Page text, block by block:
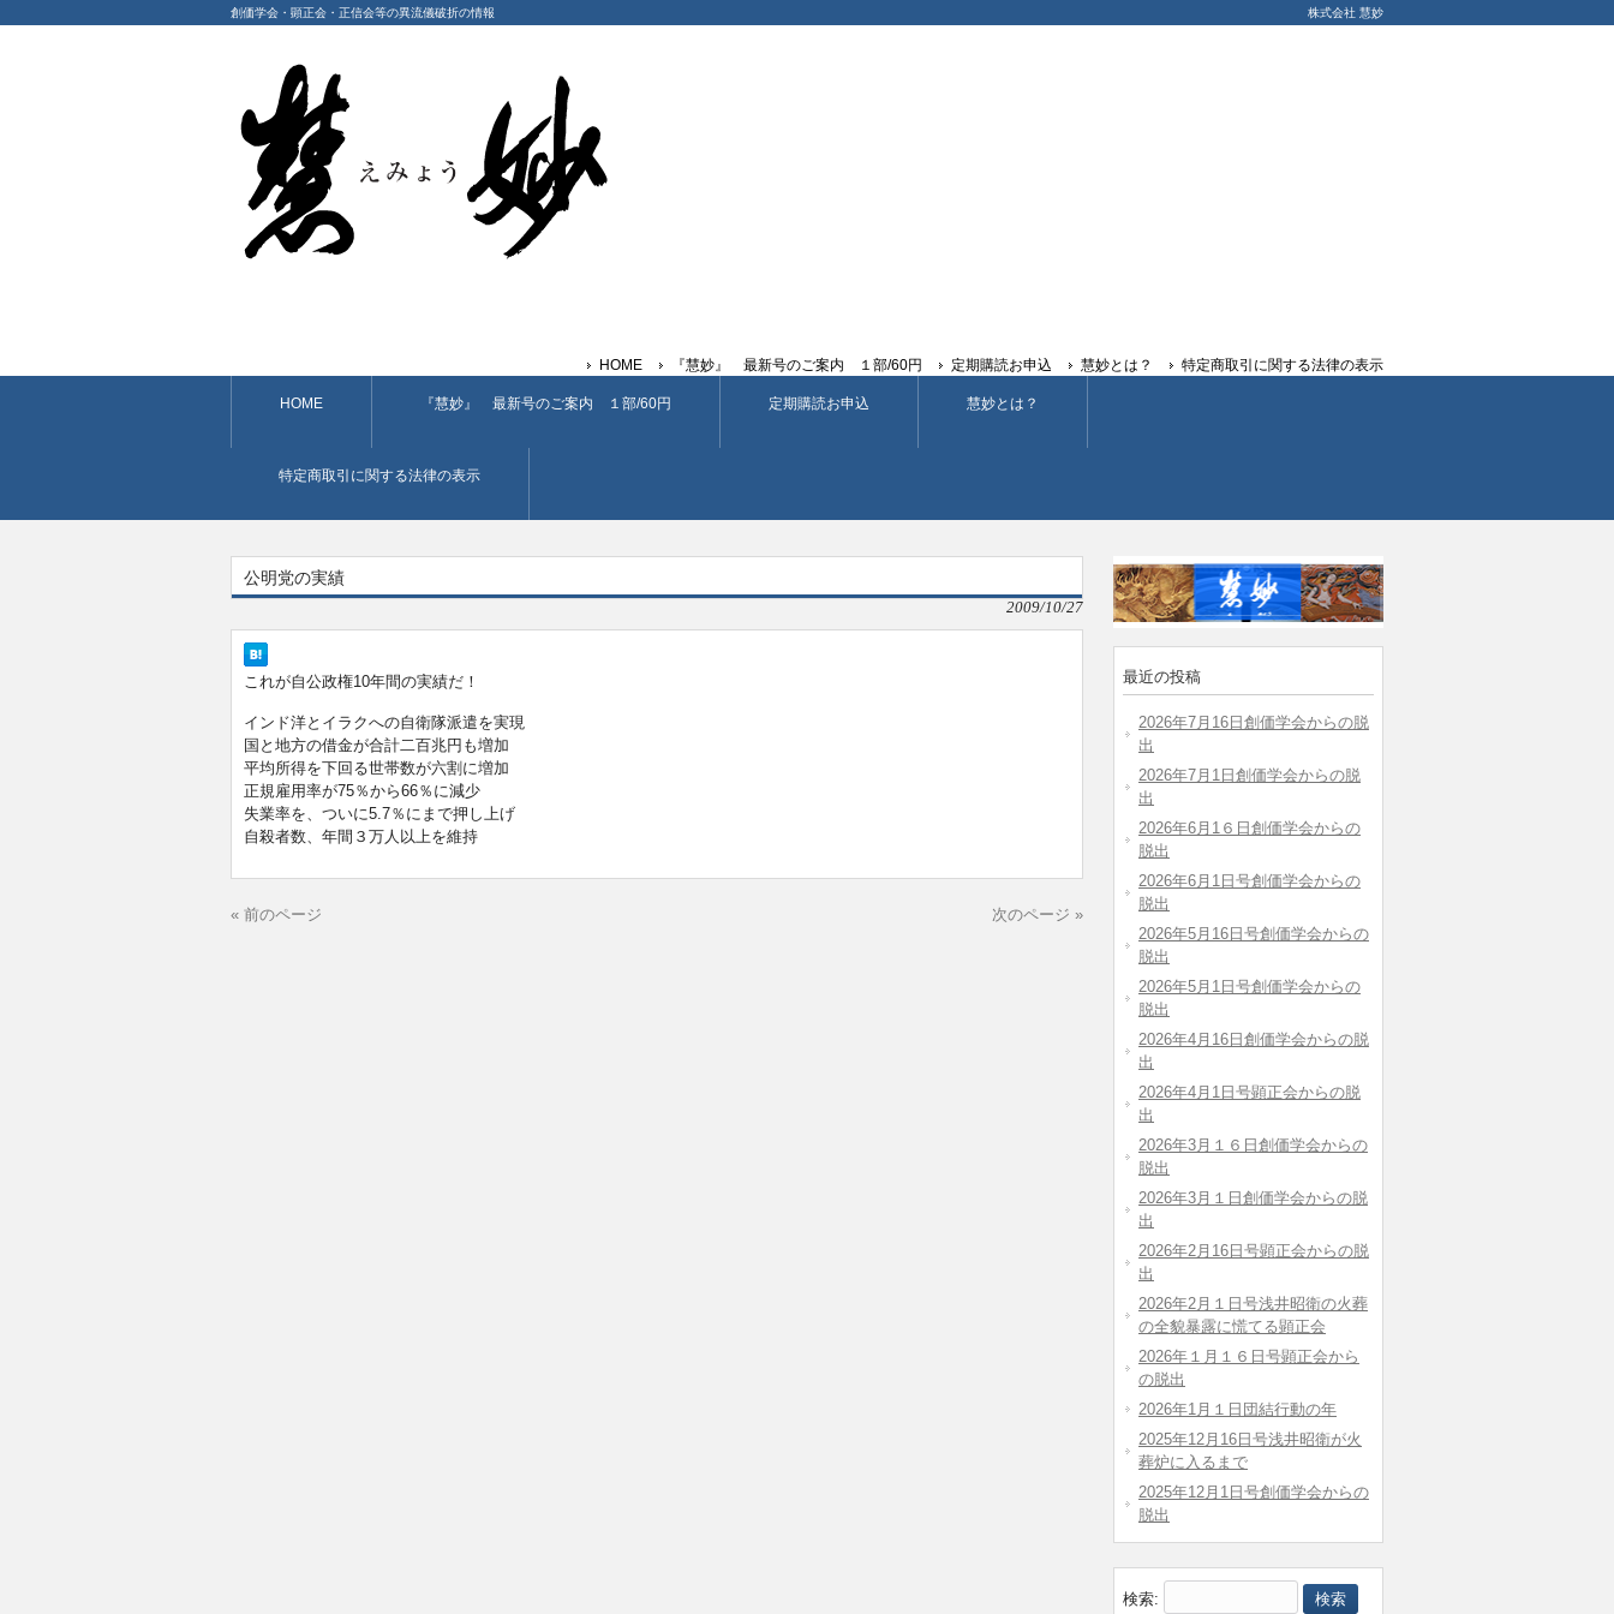
創価学会・顕正会・正信会等の異流儀破折の情報 株式会社 慧妙
HOME 『慧妙』 最新号のご案内 １部/60円 定期購読お申込 慧妙とは？ 特定商取引に関する法律の表示
HOME 『慧妙』 最新号のご案内 １部/60円 定期購読お申込 慧妙とは？
特定商取引に関する法律の表示
公明党の実績
2009/10/27
これが自公政権10年間の実績だ！
インド洋とイラクへの自衛隊派遣を実現
国と地方の借金が合計二百兆円も増加
平均所得を下回る世帯数が六割に増加
正規雇用率が75％から66％に減少
失業率を、ついに5.7％にまで押し上げ
自殺者数、年間３万人以上を維持
« 前のページ 次のページ »
最近の投稿
2026年7月16日創価学会からの脱
出
2026年7月1日創価学会からの脱
出
2026年6月1６日創価学会からの
脱出
2026年6月1日号創価学会からの
脱出
2026年5月16日号創価学会からの
脱出
2026年5月1日号創価学会からの
脱出
2026年4月16日創価学会からの脱
出
2026年4月1日号顕正会からの脱
出
2026年3月１６日創価学会からの
脱出
2026年3月１日創価学会からの脱
出
2026年2月16日号顕正会からの脱
出
2026年2月１日号浅井昭衛の火葬
の全貌暴露に慌てる顕正会
2026年１月１６日号顕正会から
の脱出
2026年1月１日団結行動の年
2025年12月16日号浅井昭衛が火
葬炉に入るまで
2025年12月1日号創価学会からの
脱出
検索: